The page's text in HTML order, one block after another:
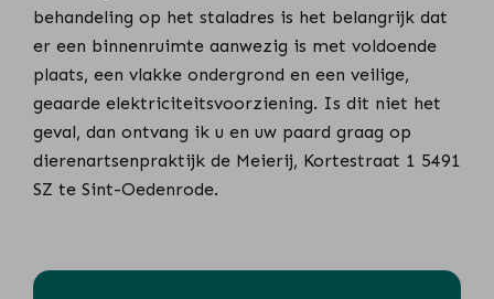
behandeling op het staladres is het belangrijk dat
er een binnenruimte aanwezig is met voldoende
plaats, een vlakke ondergrond en een veilige,
geaarde elektriciteitsvoorziening. Is dit niet het
geval, dan ontvang ik u en uw paard graag op
dierenartsenpraktijk de Meierij, Kortestraat 1 5491
SZ te Sint-Oedenrode.